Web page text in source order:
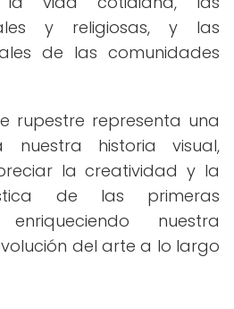
y religiosas, y las
de las comunidades
rupestre representa una
historia visual,
la creatividad y la
de las primeras
nuestra
del arte a lo largo